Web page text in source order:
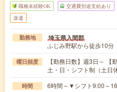
職種未経験OK 交通費別途支給あり
派遣
勤務地 埼玉県入間郡
ふじみ野駅から徒歩10分
曜日頻度
【勤務日数】週3日～ 【
土・日・シフト制（土日
時間 6時間～▼シフト9:00～